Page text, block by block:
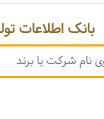
بانک اطلاعات